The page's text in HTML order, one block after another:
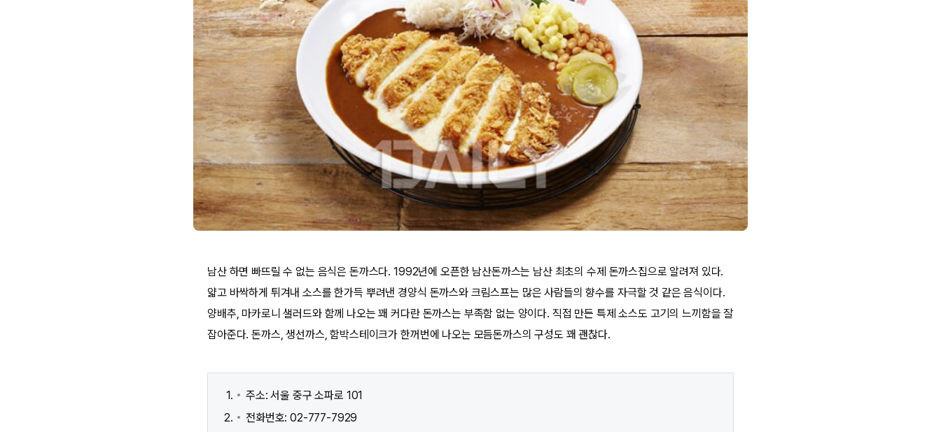
남산 하면 빠뜨릴 수 없는 음식은 돈까스다. 1992년에 오픈한 남산돈까스는 남산 최초의 수제 돈까스집으로 알려져 있다.
얇고 바싹하게 튀겨내 소스를 한가득 뿌려낸 경양식 돈까스와 크림스프는 많은 사람들의 향수를 자극할 것 같은 음식이다.
양배추, 마카로니 샐러드와 함께 나오는 꽤 커다란 돈까스는 부족함 없는 양이다. 직접 만든 특제 소스도 고기의 느끼함을 잘
잡아준다. 돈까스, 생선까스, 함박스테이크가 한꺼번에 나오는 모듬돈까스의 구성도 꽤 괜찮다.
주소: 서울 중구 소파로 101
전화번호: 02-777-7929